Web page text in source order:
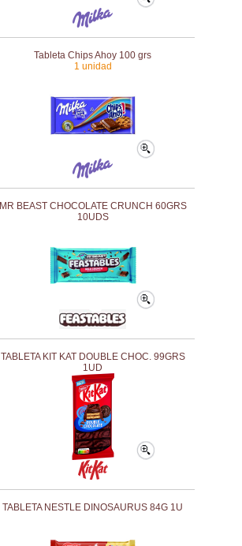
Tableta Chips Ahoy 100 grs
1 unidad
MR BEAST CHOCOLATE CRUNCH 60GRS
10UDS
TABLETA KIT KAT DOUBLE CHOC. 99GRS
1UD
TABLETA NESTLE DINOSAURUS 84G 1U